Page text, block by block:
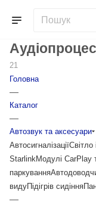
21
Головна
—
Каталог
—
Автозвук та аксесуари
АвтосигналізаціїСвітло
StarlinkМодулі CarPlay
паркування
видуПідігрів сидіння
—